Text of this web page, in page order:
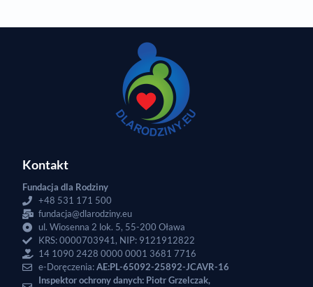
Kontakt
Fundacja dla Rodziny
+48 531 171 500
fundacja@dlarodziny.eu
ul. Wiosenna 2 lok. 5, 55-200 Oława
KRS: 0000703941, NIP: 9121912822
14 1090 2428 0000 0001 3681 7716
e-Doręczenia:AE:PL-65092-25892-JCAVR-16
Inspektor ochrony danych: Piotr Grzelczak,